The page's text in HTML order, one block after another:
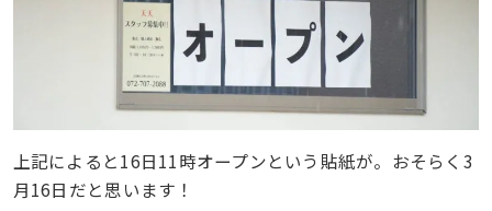
上記によると16日11時オープンという貼紙が。おそらく3
月16日だと思います！